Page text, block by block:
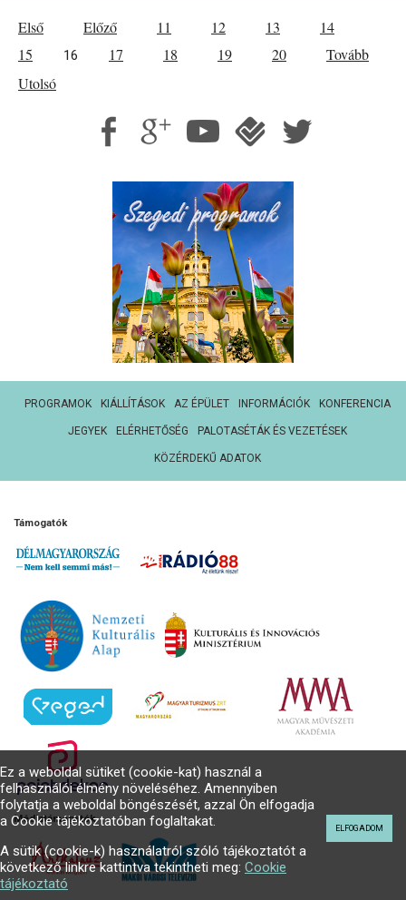
Első Előző 11 12 13
14
15
16 17 18 19 20
Tovább
Utolsó
PROGRAMOK KIÁLLÍTÁSOK AZ ÉPÜLET INFORMÁCIÓK KONFERENCIA
JEGYEK ELÉRHETŐSÉG PALOTASÉTÁK ÉS VEZETÉSEK
KÖZÉRDEKŰ ADATOK
Támogatók
Médiatámogatók
Ez a weboldal sütiket (cookie-kat) használ a
felhasználói élmény növeléséhez. Amennyiben
folytatja a weboldal böngészését, azzal Ön elfogadja
a Cookie tájékoztatóban foglaltakat.
A sütik (cookie-k) használatról szóló tájékoztatót a
következő linkre kattintva tekintheti meg: Cookie
tájékoztató
ELFOGADOM